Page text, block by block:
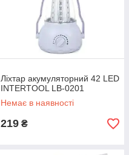
Ліхтар акумуляторний 42 LED
INTERTOOL LB-0201
Немає в наявності
219 ₴